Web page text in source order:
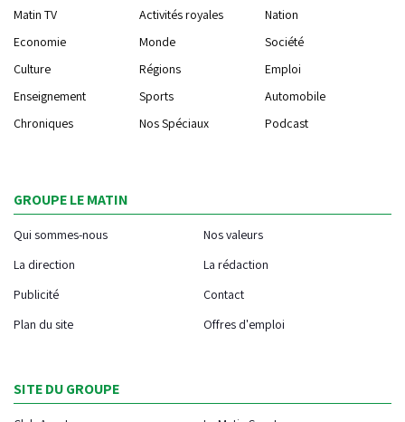
Matin TV Activités royales
Nation
Economie
Monde
Société
Culture
Régions
Emploi
Enseignement
Sports
Automobile
Chroniques
Nos Spéciaux Podcast
GROUPE LE MATIN
Qui sommes-nous
Nos valeurs
La direction
La rédaction
Publicité
Contact
Plan du site
Offres d'emploi
SITE DU GROUPE